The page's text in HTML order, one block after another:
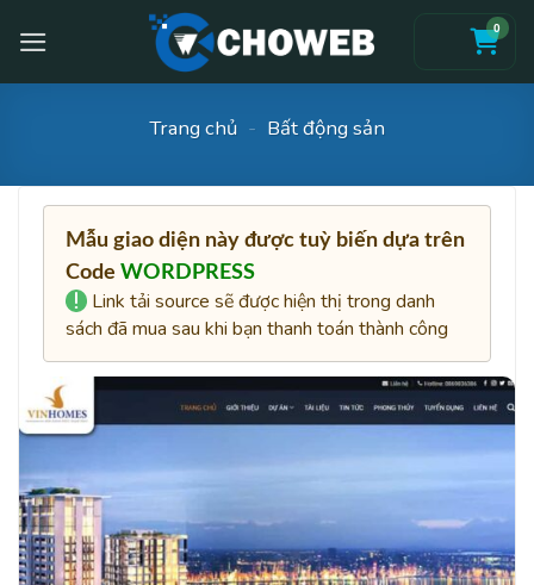
0
Trang chủ - Bất động sản
Mẫu giao diện này được tuỳ biến dựa trên
CodeWORDPRESS
Link tải source sẽ được hiện thị trong danh
sách đã mua sau khi bạn thanh toán thành công